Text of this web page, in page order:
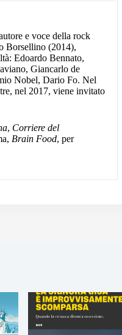
e voce della rock
Borsellino (2014),
Edoardo Bennato,
Giancarlo de
Nobel, Dario Fo. Nel
nel 2017, viene invitato
, Corriere del
Brain Food, per